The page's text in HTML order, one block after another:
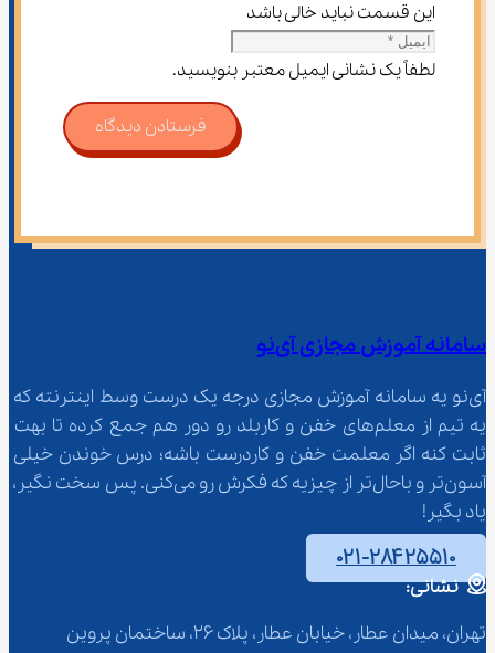
این قسمت نباید خالی باشد
لطفاً یک نشانی ایمیل معتبر بنویسید.
فرستادن دیدگاه
سامانه آموزش مجازی آی‌نو
آی‌نو یه سامانه آموزش مجازی درجه یک درست وسط اینترنته که
یه تیم از معلم‌‌های خفن و کاربلد رو دور هم جمع کرده تا بهت
ثابت کنه اگر معلمت خفن و کاردرست باشه؛ درس خوندن خیلی
آسون‌تر و باحال‌تر از چیزیه که فکرش رو می‌کنی. پس سخت نگیر،
یاد بگیر!
۰۲۱-۲۸۴۲۵۵۱۰
نشانی:
تهران، میدان عطار، خیابان عطار، پلاک 26، ساختمان پروین